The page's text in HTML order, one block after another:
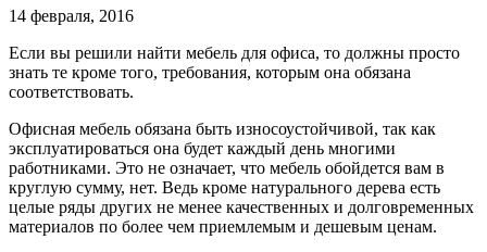
14 февраля, 2016
Если вы решили найти мебель для офиса, то должны просто
знать те кроме того, требования, которым она обязана
соответствовать.
Офисная мебель обязана быть износоустойчивой, так как
эксплуатироваться она будет каждый день многими
работниками. Это не означает, что мебель обойдется вам в
круглую сумму, нет. Ведь кроме натурального дерева есть
целые ряды других не менее качественных и долговременных
материалов по более чем приемлемым и дешевым ценам.